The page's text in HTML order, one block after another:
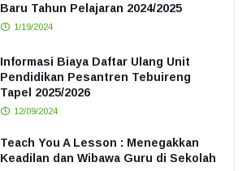
Baru Tahun Pelajaran 2024/2025
1/19/2024
Informasi Biaya Daftar Ulang Unit
Pendidikan Pesantren Tebuireng
Tapel 2025/2026
12/09/2024
Teach You A Lesson : Menegakkan
Keadilan dan Wibawa Guru di Sekolah